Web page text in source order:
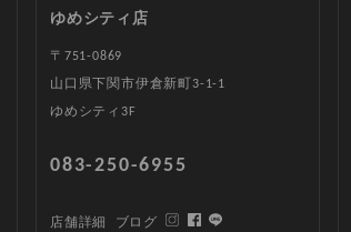
ゆめシティ店
〒751-0869
山口県下関市伊倉新町3-1-1
ゆめシティ3F
083-250-6955
店舗詳細 ブログ